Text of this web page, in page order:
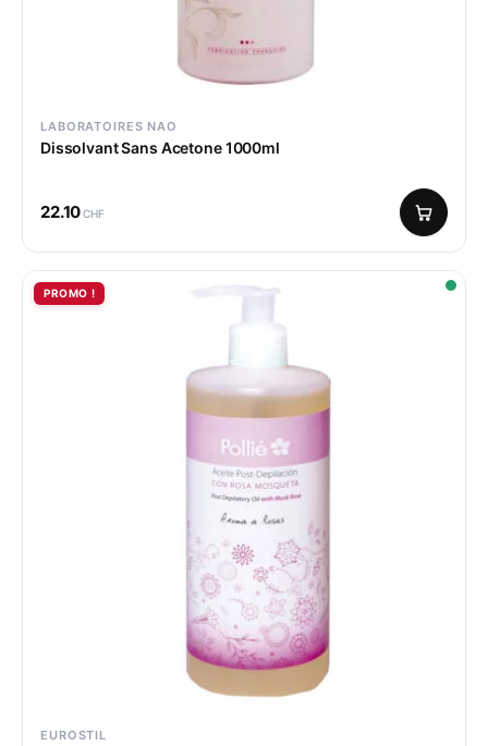
LABORATOIRES NAO
Dissolvant Sans Acetone 1000ml
22.10CHF
PROMO !
EUROSTIL